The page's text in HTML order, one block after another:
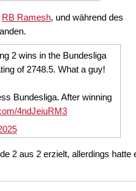
RB Ramesh, und während des
2 wins in the Bundesliga
of 2748.5. What a guy!
Bundesliga. After winning
4ndJeiuRM3
2 aus 2 erzielt, allerdings hatte